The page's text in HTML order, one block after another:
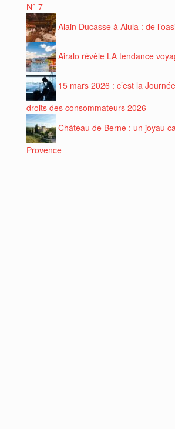
N° 7
Alain Ducasse à Alula : de
Airalo révèle LA tendance
15 mars 2026 : c’est la
droits des consommateurs 2026
Château de Berne : un joyau
Provence